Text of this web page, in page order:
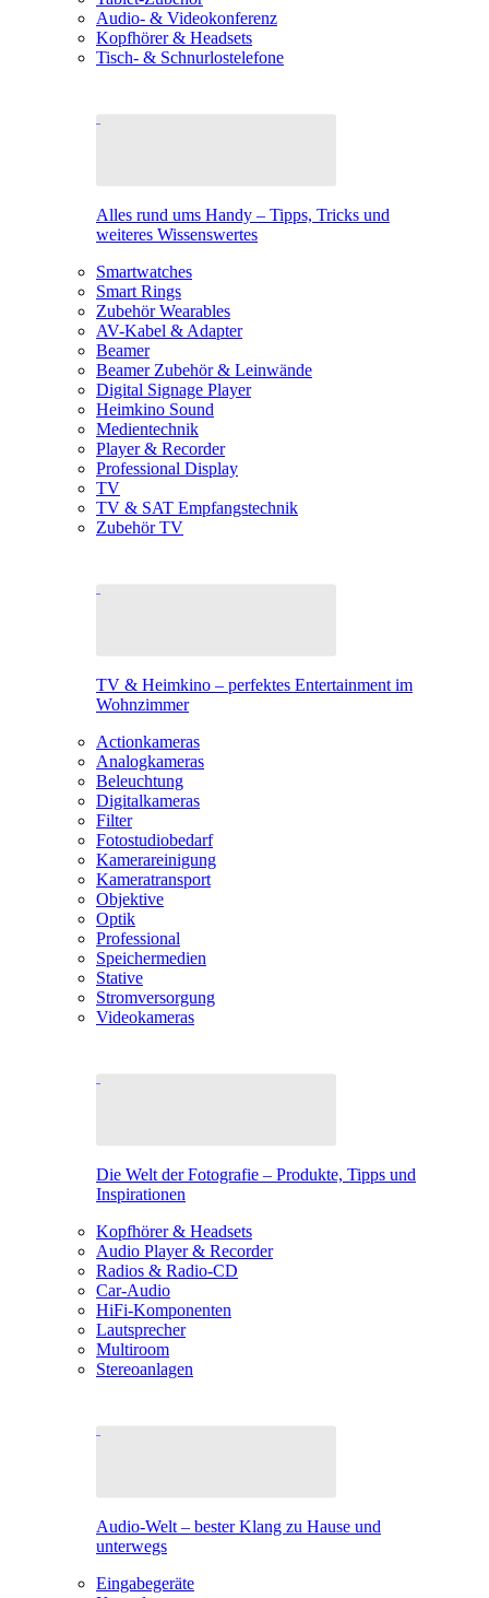
Audio- & Videokonferenz
Kopfhörer & Headsets
Tisch- & Schnurlostelefone
Alles rund ums Handy – Tipps, Tricks und
weiteres Wissenswertes
Smartwatches
Smart Rings
Zubehör Wearables
AV-Kabel & Adapter
Beamer
Beamer Zubehör & Leinwände
Digital Signage Player
Heimkino Sound
Medientechnik
Player & Recorder
Professional Display
TV
TV & SAT Empfangstechnik
Zubehör TV
TV & Heimkino – perfektes Entertainment im
Wohnzimmer
Actionkameras
Analogkameras
Beleuchtung
Digitalkameras
Filter
Fotostudiobedarf
Kamerareinigung
Kameratransport
Objektive
Optik
Professional
Speichermedien
Stative
Stromversorgung
Videokameras
Die Welt der Fotografie – Produkte, Tipps und
Inspirationen
Kopfhörer & Headsets
Audio Player & Recorder
Radios & Radio-CD
Car-Audio
HiFi-Komponenten
Lautsprecher
Multiroom
Stereoanlagen
Audio-Welt – bester Klang zu Hause und
unterwegs
Eingabegeräte